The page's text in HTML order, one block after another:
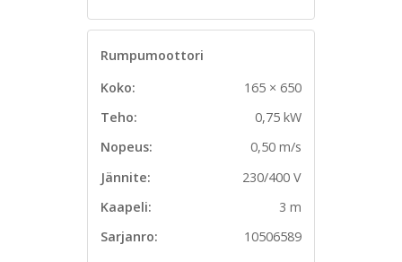
Rumpumoottori
Koko:
165 × 650
Teho:
0,75 kW
Nopeus:
0,50 m/s
Jännite:
230/400 V
Kaapeli:
3 m
Sarjanro:
10506589